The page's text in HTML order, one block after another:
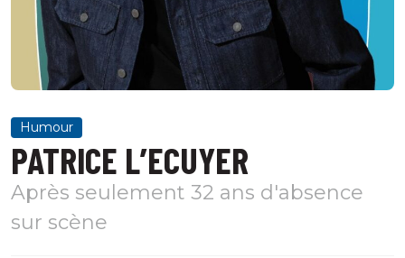
Humour
PATRICE L’ECUYER
Après seulement 32 ans d'absence
sur scène